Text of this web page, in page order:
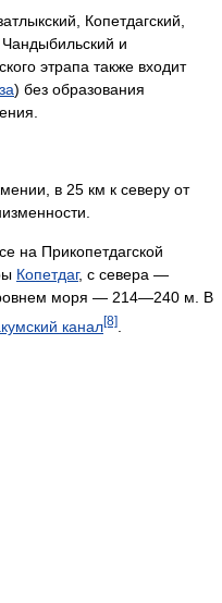
Копетдагский,
и
этрапа также входит
) без образования
в 25 км к северу от
на Прикопетдагской
Копетдаг, с севера —
моря — 214—240 м. В
канал[8]